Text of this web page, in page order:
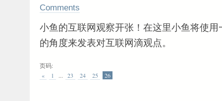
Comments
小鱼的互联网观察开张！在这里小鱼将使
的角度来发表对互联网滴观点。
页码:
«
1 ... 23 24 25 26